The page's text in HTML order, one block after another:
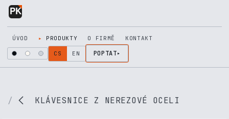
Přejít na obsah
ÚVOD PRODUKTY O FIRMĚ KONTAKT
CS EN POPTAT
KLÁVESNICE Z NEREZOVÉ OCELI